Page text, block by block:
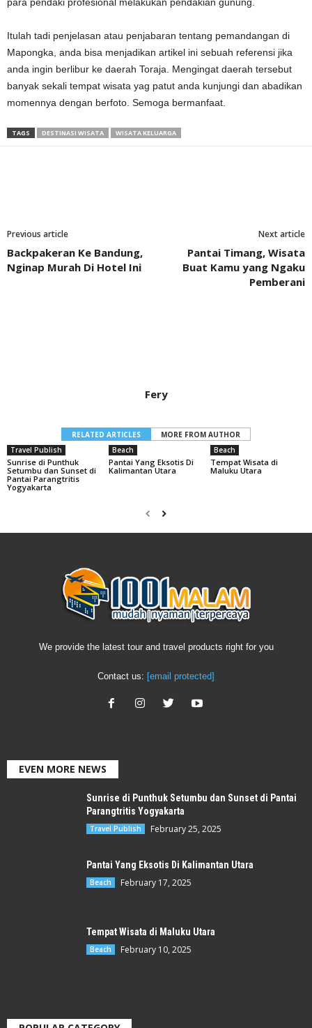
Itulah tadi penjelasan atau penjabaran tentang pemandangan di
Mapongka, anda bisa menjadikan artikel ini sebuah referensi jika
anda ingin berlibur ke daerah Toraja. Mengingat daerah tersebut
banyak sekali tempat wisata yag patut anda kunjungi dan abadikan
momennya dengan berfoto. Semoga bermanfaat.
TAGS DESTINASI WISATA WISATA KELUARGA
Previous article
Backpakeran Ke Bandung,
Nginap Murah Di Hotel Ini
Next article
Pantai Timang, Wisata
Buat Kamu yang Ngaku
Pemberani
Fery
RELATED ARTICLES
MORE FROM AUTHOR
Travel Publish
Sunrise di Punthuk
Setumbu dan Sunset di
Pantai Parangtritis
Yogyakarta
Beach
Pantai Yang Eksotis Di
Kalimantan Utara
Beach
Tempat Wisata di
Maluku Utara
We provide the latest tour and travel products right for you
Contact us: [email protected]
EVEN MORE NEWS
Sunrise di Punthuk Setumbu dan Sunset di Pantai
Parangtritis Yogyakarta
Travel Publish February 25, 2025
Pantai Yang Eksotis Di Kalimantan Utara
Beach February 17, 2025
Tempat Wisata di Maluku Utara
Beach February 10, 2025